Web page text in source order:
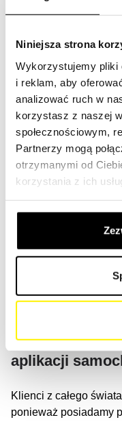
Niniejsza strona
Wykorzystujemy pliki
i reklam, aby
analizować ruch w
korzystasz z naszej
społecznościowym,
Partnerzy mogą
otrzymanymi od
korzystania z ich
Jeśli filtry
filtracja, a tym samym
pojazdu. W SF-Filter
filtrujące dla Twojej
Wyszukaj
transportu
Postaw na jakość i
tylko oryginalne filtry
ale możesz również
obsługi i szybkiej
Systemy
aplikacji
Klienci z całego
ponieważ posiadamy